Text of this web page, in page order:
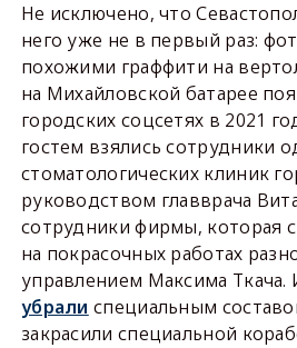
Не исключено, что
него уже не в первый раз:
похожими граффити на
на Михайловской батарее
городских соцсетях в 2021
гостем взялись сотрудники
стоматологических клиник
руководством главврача
сотрудники фирмы, которая
на покрасочных работах
управлением Максима
убрали специальным
закрасили специальной